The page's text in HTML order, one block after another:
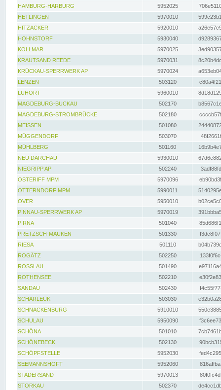
HAMBURG-HARBURG
5952025
HETLINGEN
5970010
HITZACKER
5920010
HOHNSTORF
5930040
KOLLMAR
5970025
KRAUTSAND REEDE
5970031
KRÜCKAU-SPERRWERK AP
5970024
LENZEN
503120
LÜHORT
5960010
MAGDEBURG-BUCKAU
502170
MAGDEBURG-STROMBRÜCKE
502180
MEISSEN
501080
MÜGGENDORF
503070
MÜHLBERG
501160
NEU DARCHAU
5930010
NIEGRIPP AP
502240
OSTERIFF MPM
5970096
OTTERNDORF MPM
5990011
OVER
5950010
PINNAU-SPERRWERK AP
5970019
PIRNA
501040
PRETZSCH-MAUKEN
501330
RIESA
501110
ROGÄTZ
502250
ROSSLAU
501490
ROTHENSEE
502210
SANDAU
502430
SCHARLEUK
503030
SCHNACKENBURG
5910010
SCHULAU
5950090
SCHÖNA
501010
SCHÖNEBECK
502130
SCHÖPFSTELLE
5952030
SEEMANNSHÖFT
5952060
STADERSAND
5970013
STORKAU
502370